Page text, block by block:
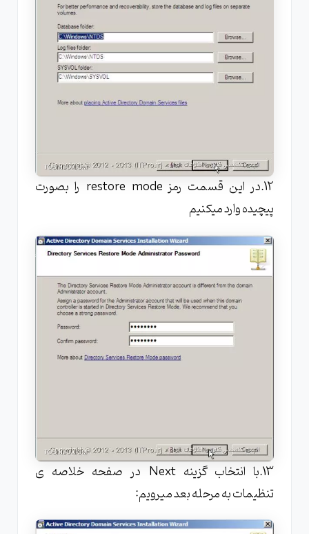
12.در این قسمت رمز restore mode را بصورت
پیچیده وارد میکنیم
13.با انتخاب گزینه Next در صفحه خلاصه ی
تنظیمات به مرحله بعد میرویم: